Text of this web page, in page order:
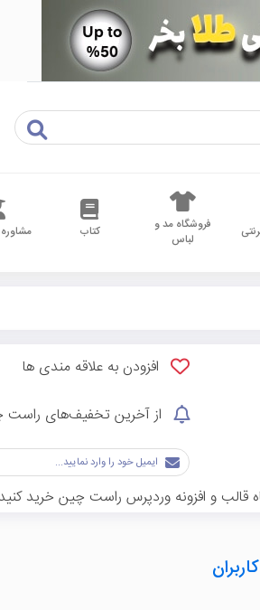
فروشگاه مد و
لباس
کتاب
افزودن به علاقه مندی ها
از آخرین تخفیف‌های راست
قالب و افزونه وردپرس راست چین خرید